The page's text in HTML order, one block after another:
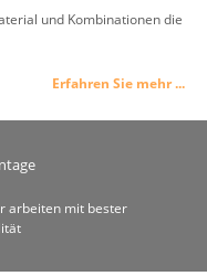
und Kombinationen die
Erfahren Sie mehr ...
arbeiten mit bester